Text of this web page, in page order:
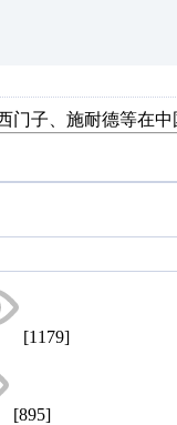
门子、施耐德等在
[1179]
[895]